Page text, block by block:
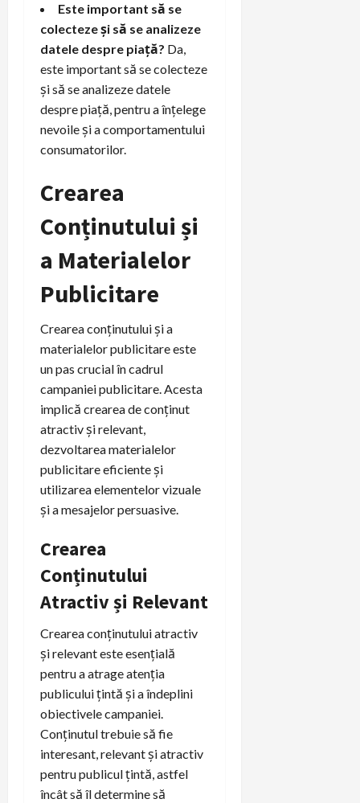
Este important să se
colecteze și să se analizeze
datele despre piață? Da,
este important să se colecteze
și să se analizeze datele
despre piață, pentru a înțelege
nevoile și a comportamentului
consumatorilor.
Crearea
Conținutului și
a Materialelor
Publicitare
Crearea conținutului și a
materialelor publicitare este
un pas crucial în cadrul
campaniei publicitare. Acesta
implică crearea de conținut
atractiv și relevant,
dezvoltarea materialelor
publicitare eficiente și
utilizarea elementelor vizuale
și a mesajelor persuasive.
Crearea
Conținutului
Atractiv și Relevant
Crearea conținutului atractiv
și relevant este esențială
pentru a atrage atenția
publicului țintă și a îndeplini
obiectivele campaniei.
Conținutul trebuie să fie
interesant, relevant și atractiv
pentru publicul țintă, astfel
încât să îl determine să